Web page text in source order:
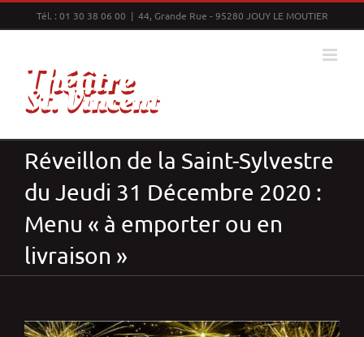
Passer
Tél. : 01 30 38 06 00 | 44, Grande Rue - 95280 JOUY LE MOUTIER
Réveillon de la Saint-Sylvestre
du Jeudi 31 Décembre 2020 :
Menu « à emporter ou en
livraison »
Voir